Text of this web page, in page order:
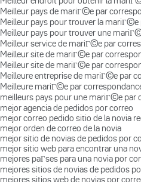
Meilleur pays de mariГ©e par
Meilleur pays pour trouver la
Meilleur pays pour trouver une
Meilleur service de mariГ©e par
Meilleur site de mariГ©e par
Meilleur site de mariГ©e par
Meilleure entreprise de mariГ©e par
Meilleure mariГ©e par
meilleurs pays pour une mariГ©e par
mejor agencia de pedidos por correo
mejor correo pedido sitio de la novia
mejor orden de correo de la novia
mejor sitio de novias de pedidos por
mejor sitio web para encontrar una
mejores paГ­ses para una novia por
mejores sitios de novias de pedidos
mejores sitios web de novias por